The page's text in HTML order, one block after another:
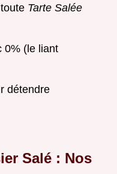
Tarte Salée
0% (le liant
détendre
Salé : Nos